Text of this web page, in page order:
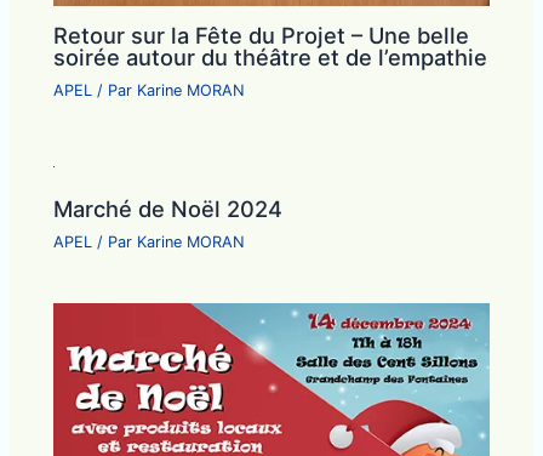
Retour sur la Fête du Projet – Une belle
soirée autour du théâtre et de l’empathie
APEL / Par Karine MORAN
Marché de Noël 2024
APEL / Par Karine MORAN